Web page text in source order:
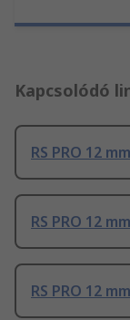
Kapcsolódó
RS PRO 12
RS PRO 12
RS PRO 12